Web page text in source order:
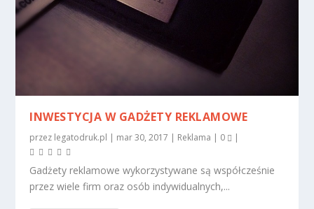
INWESTYCJA W GADŻETY REKLAMOWE
przez legatodruk.pl | mar 30, 2017 | Reklama | 0 |
Gadżety reklamowe wykorzystywane są współcześnie
przez wiele firm oraz osób indywidualnych,...